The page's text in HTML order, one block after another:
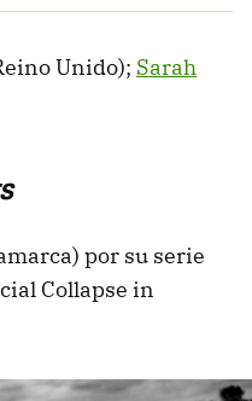
Unido); Sarah
por su serie
Collapse in